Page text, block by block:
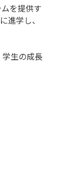
を提供す
進学し、
生の成長